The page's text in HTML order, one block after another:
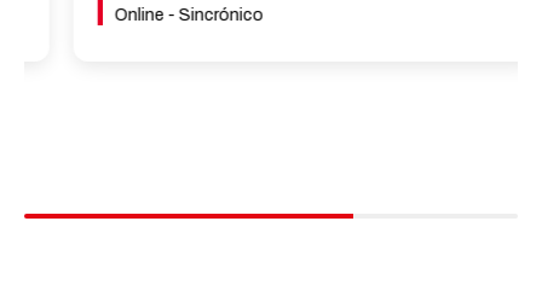
Online - Sincrónico